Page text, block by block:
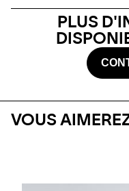
PLUS
VOUS